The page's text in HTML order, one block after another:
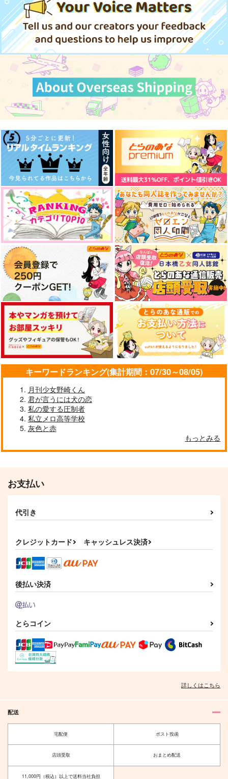
夏、君と花火する
PINK POWER
472円（税込）
山姥切国広×山姥切長義
サンプル
作品詳細
刀さに本ルート１
幸漫
1,998円（税込）
山姥切国広
サンプル
作品詳細
毎度、愚かな話ではご
ざいますが。
深夜徘徊
787円（税込）
山姥切国広
サンプル
作品詳細
ちょぎたまＶ!
樹洞の森
787円 （税込）
山姥切国広×山姥切長義
サンプル
作品詳細
幾度も巡る季節の中で
メメントミント
2,987円（税込）
山姥切国広×山姥切長義
サンプル
小由留木-再録-
ぼんくら
2,750円（税込）
山姥切国広
サンプル
メメントミント
1,283 （税込）
山姥切国広×山姥切長義
サンプル
ろくんとまいごのぽめ
ちょぎくん。
深夜徘徊
787円
サンプル
メメントミント
サンプル
拝啓、本科。食事をし
杏屋
月を呑む
1,375
ロンノとカルス
935円（税込）
刀剣乱舞
三日月宗近×山姥切国広
サンプル
カート
プラリネ
787
刀剣乱舞
三日月宗近×山姥切国広
サンプル
キーワードランキング(集計期間：07/30～08/05)
月刊少女野崎くん
君が言うには犬の恋
私の愛する圧制者
私立メロ高等学校
灰色と赤
もっとみる
お支払い
代引き
クレジットカード キャッシュレス決済
後払い決済
とらコイン
詳しくはこちら
配送
宅配便 ポスト投函
店頭受取 おまとめ配送
11,000円（税込）以上で送料当社負担